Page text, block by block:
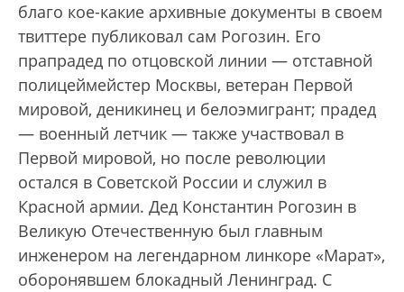
благо кое-какие архивные документы в своем
твиттере публиковал сам Рогозин. Его
прапрадед по отцовской линии — отставной
полицеймейстер Москвы, ветеран Первой
мировой, деникинец и белоэмигрант; прадед
— военный летчик — также участвовал в
Первой мировой, но после революции
остался в Советской России и служил в
Красной армии. Дед Константин Рогозин в
Великую Отечественную был главным
инженером на легендарном линкоре «Марат»,
оборонявшем блокадный Ленинград. С